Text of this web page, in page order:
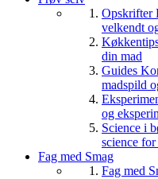
Opskrifter
velkendt
din mad
Guides
madspild
og
Science i
science
Fag med Smag
Fag med